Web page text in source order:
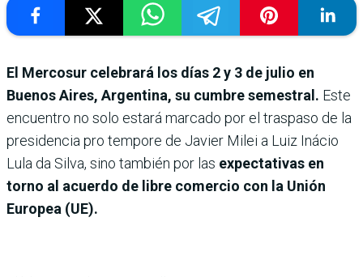
El Mercosur celebrará los días 2 y 3 de julio en
Buenos Aires, Argentina, su cumbre semestral. Este
encuentro no solo estará marcado por el traspaso de la
presidencia pro tempore de Javier Milei a Luiz Inácio
Lula da Silva, sino también por las expectativas en
torno al acuerdo de libre comercio con la Unión
Europea (UE).